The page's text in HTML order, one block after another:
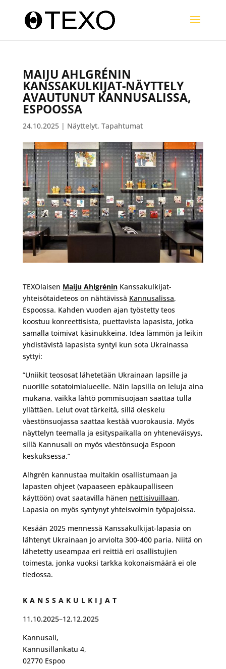
MAIJU AHLGRÉNIN
KANSSAKULKIJAT-NÄYTTELY
AVAUTUNUT KANNUSALISSA,
ESPOOSSA
24.10.2025| Näyttelyt, Tapahtumat
TEXOlaisen Maiju AhlgréninKanssakulkijat-
yhteisötaideteos on nähtävissä Kannusalissa,
Espoossa. Kahden vuoden ajan työstetty teos
koostuu konreettisista, puettavista lapasista, jotka
samalla toimivat käsinukkeina. Idea lämmön ja leikin
yhdistävistä lapasista syntyi kun sota Ukrainassa
syttyi:
”Uniikit teososat lähetetään Ukrainaan lapsille ja
nuorille sotatoimialueelle. Näin lapsilla on leluja aina
mukana, vaikka lähtö pommisuojaan saattaa tulla
yllättäen. Lelut ovat tärkeitä, sillä oleskelu
väestönsuojassa saattaa kestää vuorokausia. Myös
näyttelyn teemalla ja esityspaikalla on yhteneväisyys,
sillä Kannusali on myös väestönsuoja Espoon
keskuksessa.”
Alhgrén kannustaa muitakin osallistumaan ja
lapasten ohjeet (vapaaseen epäkaupalliseen
käyttöön) ovat saatavilla hänen nettisivuillaan.
Lapasia on myös syntynyt yhteisvoimin työpajoissa.
Kesään 2025 mennessä Kanssakulkijat-lapasia on
lähtenyt Ukrainaan jo arviolta 300-400 paria. Niitä on
lähetetty useampaa eri reittiä eri osallistujien
toimesta, jonka vuoksi tarkka kokonaismäärä ei ole
tiedossa.
KANSSAKULKIJAT
11.10.2025–12.12.2025
Kannusali,
Kannusillankatu 4,
02770 Espoo